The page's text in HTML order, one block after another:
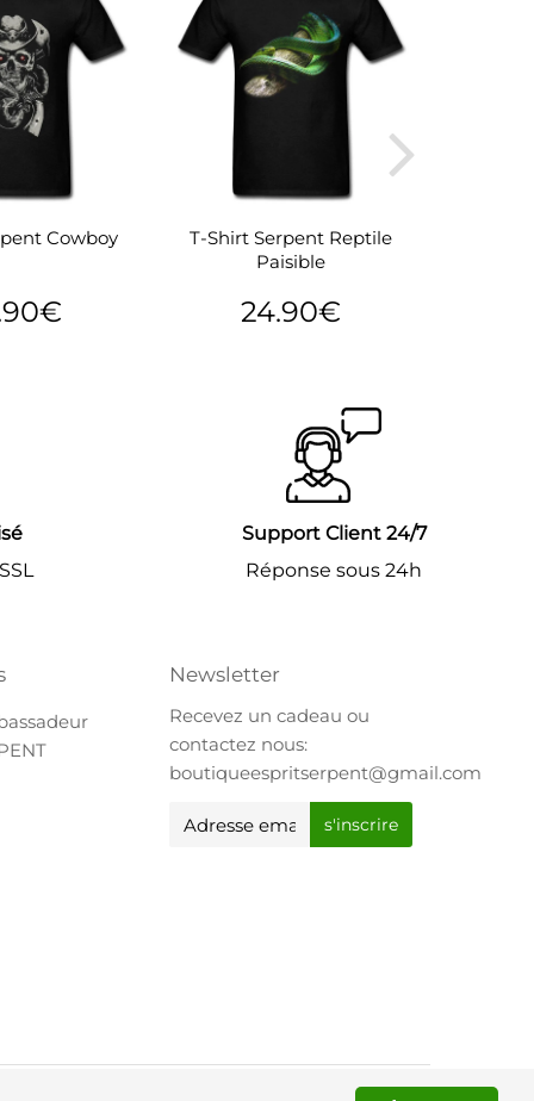
Cowboy
T-Shirt Serpent Reptile
Paisible
Prix
24.90€
Support Client 24/7
Réponse sous 24h
Newsletter
Recevez un cadeau ou
contactez nous:
boutiqueespritserpent@gmail.com
E-
s'inscrire